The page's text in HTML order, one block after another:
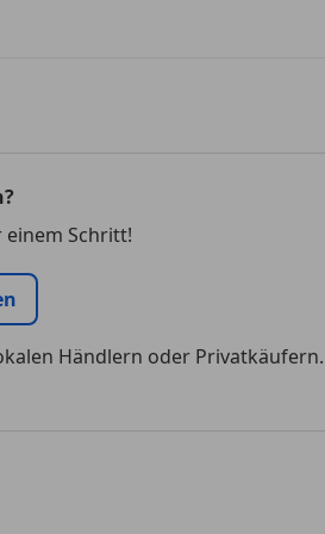
Schritt!
Händlern oder Privatkäufern.